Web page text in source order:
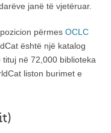
janë të vjetëruar.
përmes OCLC
është një katalog
në 72,000 biblioteka
liston burimet e